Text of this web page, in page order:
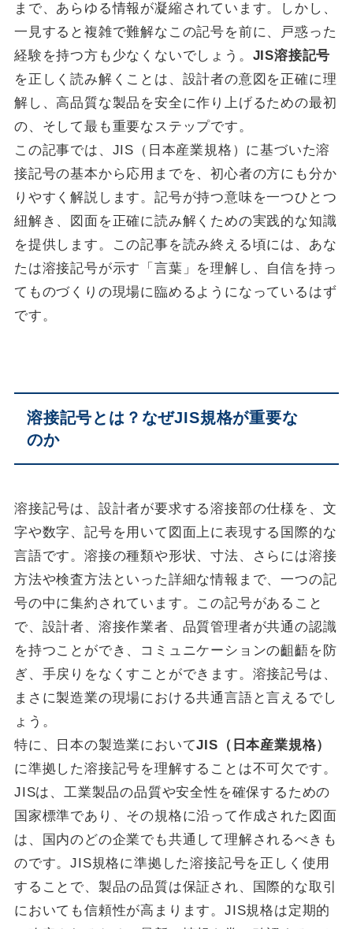
まで、あらゆる情報が凝縮されています。しかし、
一見すると複雑で難解なこの記号を前に、戸惑った
経験を持つ方も少なくないでしょう。 JIS溶接記号
を正しく読み解くことは、設計者の意図を正確に理
解し、高品質な製品を安全に作り上げるための最初
の、そして最も重要なステップです。
この記事では、JIS（日本産業規格）に基づいた溶
接記号の基本から応用までを、初心者の方にも分か
りやすく解説します。記号が持つ意味を一つひとつ
紐解き、図面を正確に読み解くための実践的な知識
を提供します。この記事を読み終える頃には、あな
たは溶接記号が示す「言葉」を理解し、自信を持っ
てものづくりの現場に臨めるようになっているはず
です。
溶接記号とは？なぜJIS規格が重要な
のか
溶接記号は、設計者が要求する溶接部の仕様を、文
字や数字、記号を用いて図面上に表現する国際的な
言語です。溶接の種類や形状、寸法、さらには溶接
方法や検査方法といった詳細な情報まで、一つの記
号の中に集約されています。この記号があること
で、設計者、溶接作業者、品質管理者が共通の認識
を持つことができ、コミュニケーションの齟齬を防
ぎ、手戻りをなくすことができます。溶接記号は、
まさに製造業の現場における共通言語と言えるでし
ょう。
特に、日本の製造業においてJIS（日本産業規格）
に準拠した溶接記号を理解することは不可欠です。
JISは、工業製品の品質や安全性を確保するための
国家標準であり、その規格に沿って作成された図面
は、国内のどの企業でも共通して理解されるべきも
のです。JIS規格に準拠した溶接記号を正しく使用
することで、製品の品質は保証され、国際的な取引
においても信頼性が高まります。JIS規格は定期的